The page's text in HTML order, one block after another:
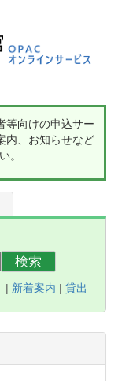
等向けの申込サー
内、お知らせなど
。
検索
| 新着案内 | 貸出